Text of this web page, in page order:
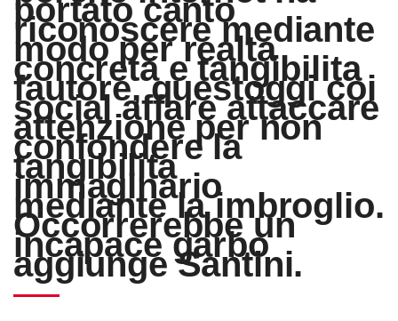
portato canto
riconoscere mediante
modo per realta
concreta e tangibilita
fautore, questoggi coi
social affare attaccare
attenzione per non
confondere la
tangibilita
immaginario
mediante la imbroglio.
Occorrerebbe un
incapace garbo
aggiunge Santini.